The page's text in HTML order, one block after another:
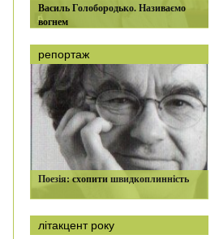
Василь Голобородько. Називаємо
вогнем
репортаж
Поезія: схопити швидкоплинність
літакцент року